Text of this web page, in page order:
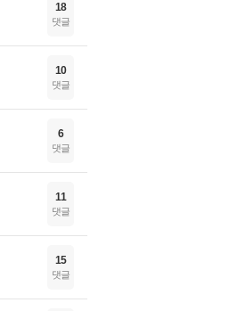
18
댓글
10
댓글
6
댓글
11
댓글
15
댓글